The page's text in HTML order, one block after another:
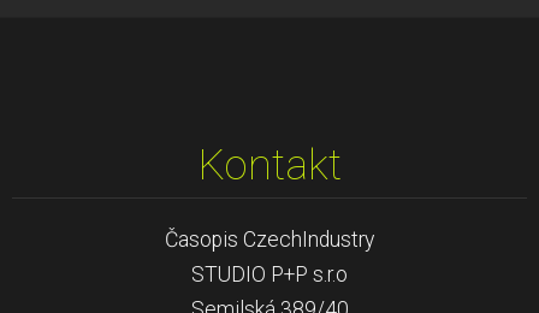
Kontakt
Časopis CzechIndustry
STUDIO P+P s.r.o